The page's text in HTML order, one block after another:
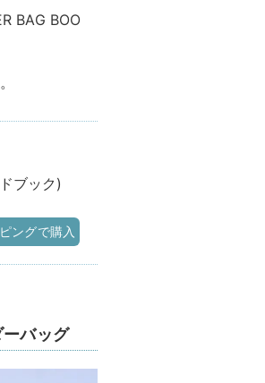
BAG BOO
ブック)
ングで購入
バッグ